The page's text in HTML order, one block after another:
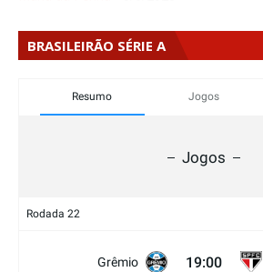
BRASILEIRÃO SÉRIE A
Resumo Jogos
Jogos
Rodada 22
Grêmio 19:00